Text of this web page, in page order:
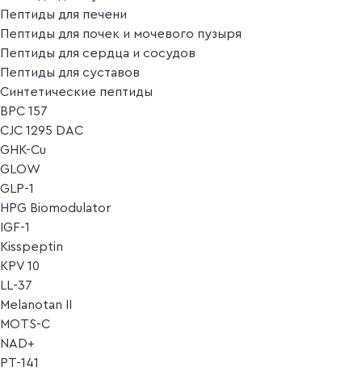
Пептиды для печени
Пептиды для почек и мочевого пузыря
Пептиды для сердца и сосудов
Пептиды для суставов
Синтетические пептиды
BPC 157
CJC 1295 DAC
GHK-Cu
GLOW
GLP-1
HPG Biomodulator
IGF-1
Kisspeptin
KPV 10
LL-37
Melanotan II
MOTS-C
NAD+
PT-141